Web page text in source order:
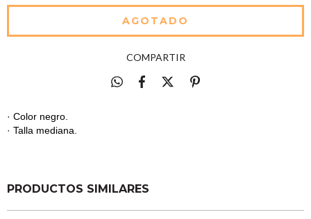
COMPARTIR
· Color negro.
· Talla mediana.
PRODUCTOS SIMILARES